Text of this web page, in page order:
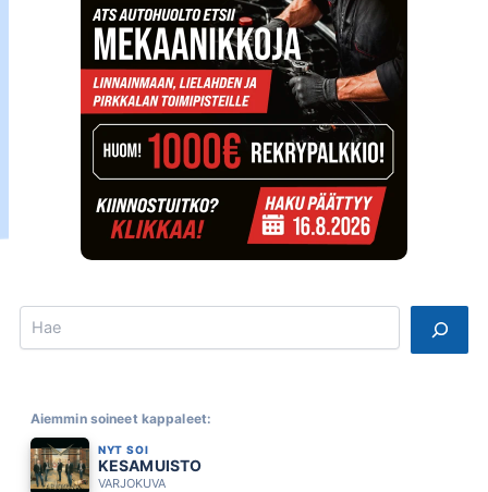
Search
Aiemmin soineet kappaleet:
NYT SOI
KESAMUISTO
VARJOKUVA